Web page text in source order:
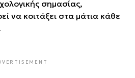
σημασίας,
να κοιτάξει στα μάτια κάθε